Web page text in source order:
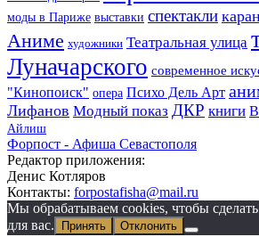
моды в Париже выставки спектакли
Аниме художники Театральная улица
Луначарского современное
"Кинопоиск" опера Психо Дель Арт
Лифанов Модный показ ДКР книги
Айлиш
Форпост - Афиша Севастополя
Редактор приложения:
Денис Котляров
Контакты: forpostafisha@mail.ru
Мы обрабатываем cookies, чтобы
для вас.
Принять Отклонить